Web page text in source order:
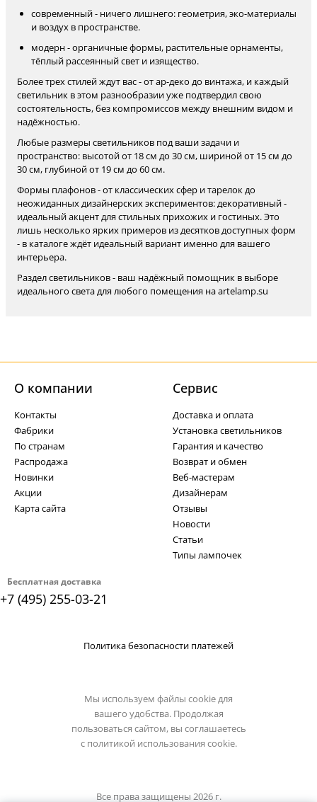
современный - ничего лишнего: геометрия, эко-материалы
и воздух в пространстве.
модерн - органичные формы, растительные орнаменты,
тёплый рассеянный свет и изящество.
Более трех стилей ждут вас - от ар-деко до винтажа, и каждый
светильник в этом разнообразии уже подтвердил свою
состоятельность, без компромиссов между внешним видом и
надёжностью.
Любые размеры светильников под ваши задачи и
пространство: высотой от 18 см до 30 см, шириной от 15 см до
30 см, глубиной от 19 см до 60 см.
Формы плафонов - от классических сфер и тарелок до
неожиданных дизайнерских экспериментов: декоративный -
идеальный акцент для стильных прихожих и гостиных. Это
лишь несколько ярких примеров из десятков доступных форм
- в каталоге ждёт идеальный вариант именно для вашего
интерьера.
Раздел светильников - ваш надёжный помощник в выборе
идеального света для любого помещения на artelamp.su
Бесплатная доставка
+7 (495) 255-03-21
О компании
Контакты
Фабрики
По странам
Распродажа
Новинки
Акции
Карта сайта
Cервис
Доставка и оплата
Установка светильников
Гарантия и качество
Возврат и обмен
Веб-мастерам
Дизайнерам
Отзывы
Новости
Статьи
Типы лампочек
Политика безопасности платежей
Мы используем файлы cookie для
вашего удобства. Продолжая
пользоваться сайтом, вы соглашаетесь
с политикой использования cookie.
Все права защищены 2026 г.